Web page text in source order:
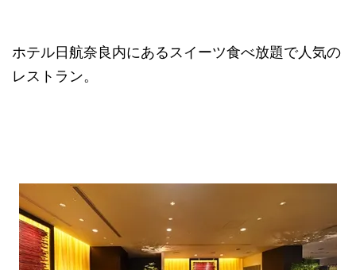
ホテル日航奈良内にあるスイーツ食べ放題で人気の
レストラン。